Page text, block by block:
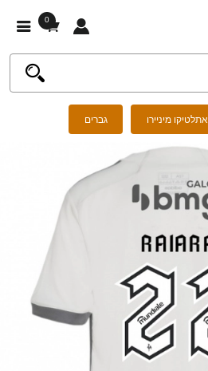
0
אתלטיקו מיניירו גברים